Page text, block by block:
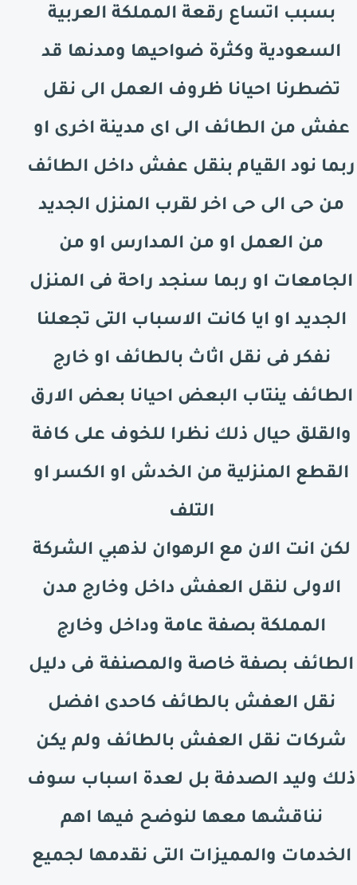
بسبب اتساع رقعة المملكة العربية
السعودية وكثرة ضواحيها ومدنها قد
تضطرنا احيانا ظروف العمل الى نقل
عفش من الطائف الى اى مدينة اخرى او
ربما نود القيام بنقل عفش داخل الطائف
من حى الى حى اخر لقرب المنزل الجديد
من العمل او من المدارس او من
الجامعات او ربما سنجد راحة فى المنزل
الجديد او ايا كانت الاسباب التى تجعلنا
نفكر فى نقل اثاث بالطائف او خارج
الطائف ينتاب البعض احيانا بعض الارق
والقلق حيال ذلك نظرا للخوف على كافة
القطع المنزلية من الخدش او الكسر او
التلف
لكن انت الان مع الرهوان لذهبي الشركة
الاولى لنقل العفش داخل وخارج مدن
المملكة بصفة عامة وداخل وخارج
الطائف بصفة خاصة والمصنفة فى دليل
نقل العفش بالطائف كاحدى افضل
شركات نقل العفش بالطائف ولم يكن
ذلك وليد الصدفة بل لعدة اسباب سوف
نناقشها معها لنوضح فيها اهم
الخدمات والمميزات التى نقدمها لجميع